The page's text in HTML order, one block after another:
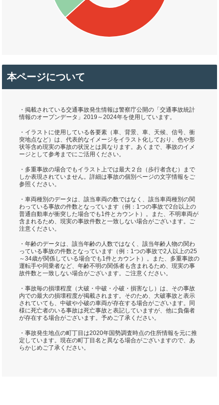
本ページについて
・掲載されている交通事故発生情報は警察庁公開の「交通事故統計
情報のオープンデータ」2019～2024年を使用しています。
・イラストに使用している各要素（車、背景、車、天候、信号、衝
突地点など）は、代表的なイメージをイラスト化しており、色や形
状等含め現実の事故の状況とは異なります。あくまで、事故のイメ
ージとして参考までにご活用ください。
・多重事故の場合でもイラスト上では最大２台（歩行者含む）まで
しか表現されていません。詳細は事故の個別ページの文字情報をご
参照ください。
・車両種別のデータは、該当車両の数ではなく、該当車両種別の関
わっている事故の件数となっています（例：1つの事故で2台以上の
普通自動車が衝突した場合でも1件とカウント）。また、不明車両が
含まれるため、現実の事故件数と一致しない場合がございます。ご
注意ください。
・年齢のデータは、該当年齢の人数ではなく、該当年齢人物の関わ
っている事故の件数となっています（例：1つの事故で2人以上の25
～34歳が関係している場合でも1件とカウント）。また、多重事故の
運転手や同乗者など、年齢不明の関係者も含まれるため、現実の事
故件数と一致しない場合がございます。ご注意ください。
・事故毎の損壊程度（大破・中破・小破・損害なし）は、その事故
内での最大の損壊程度が掲載されます。そのため、大破事故と表示
されていても、中破や小破の車両が存在する場合がございます。同
様に死亡者のいる事故は死亡事故と表記していますが、他に負傷者
が存在する場合がございます。予めご了承ください。
・事故発生地点の町丁目は2020年国勢調査時点の住所情報を元に推
定しています。現在の町丁目名と異なる場合がございますので、あ
らかじめご了承ください。